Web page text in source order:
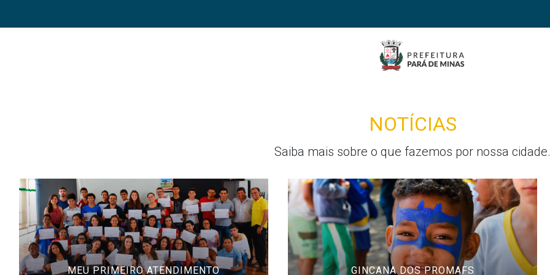
NOTÍCIAS
Saiba mais sobre o que fazemos por nossa cidade.
MEU PRIMEIRO ATENDIMENTO
GINCANA DOS PROMAFS